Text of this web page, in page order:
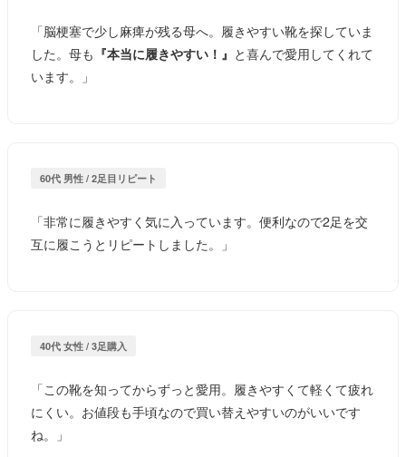
「脳梗塞で少し麻痺が残る母へ。履きやすい靴を探していま
した。母も 『本当に履きやすい！』 と喜んで愛用してくれて
います。」
60代 男性 / 2足目リピート
「非常に履きやすく気に入っています。便利なので2足を交
互に履こうとリピートしました。」
40代 女性 / 3足購入
「この靴を知ってからずっと愛用。履きやすくて軽くて疲れ
にくい。お値段も手頃なので買い替えやすいのがいいです
ね。」